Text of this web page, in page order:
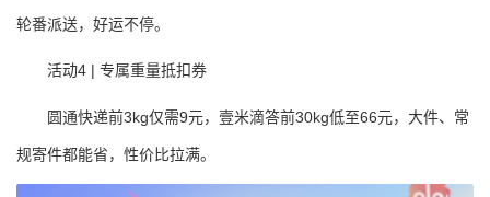
轮番派送，好运不停。
活动4 | 专属重量抵扣券
圆通快递前3kg仅需9元，壹米滴答前30kg低至66元，大件、常
规寄件都能省，性价比拉满。